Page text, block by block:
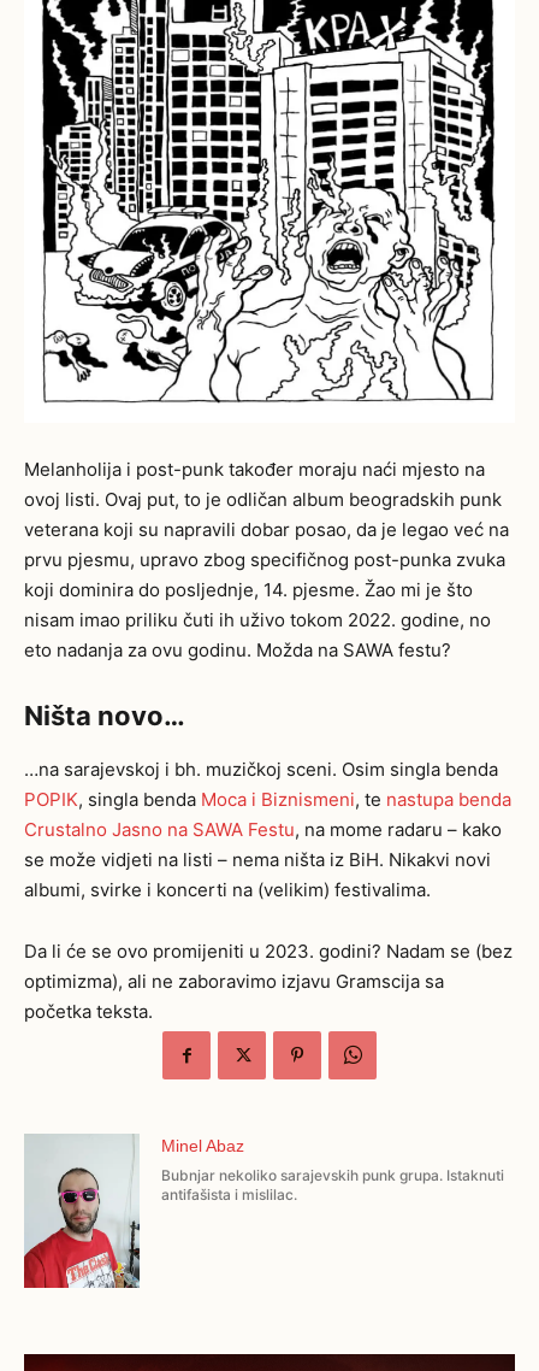
Melanholija i post-punk također moraju naći mjesto na
ovoj listi. Ovaj put, to je odličan album beogradskih punk
veterana koji su napravili dobar posao, da je legao već na
prvu pjesmu, upravo zbog specifičnog post-punka zvuka
koji dominira do posljednje, 14. pjesme. Žao mi je što
nisam imao priliku čuti ih uživo tokom 2022. godine, no
eto nadanja za ovu godinu. Možda na SAWA festu?
Ništa novo…
…na sarajevskoj i bh. muzičkoj sceni. Osim singla benda
POPIK, singla benda Moca i Biznismeni, te nastupa benda
Crustalno Jasno na SAWA Festu, na mome radaru – kako
se može vidjeti na listi – nema ništa iz BiH. Nikakvi novi
albumi, svirke i koncerti na (velikim) festivalima.
Da li će se ovo promijeniti u 2023. godini? Nadam se (bez
optimizma), ali ne zaboravimo izjavu Gramscija sa
početka teksta.
Minel Abaz
Bubnjar nekoliko sarajevskih punk grupa. Istaknuti
antifašista i mislilac.